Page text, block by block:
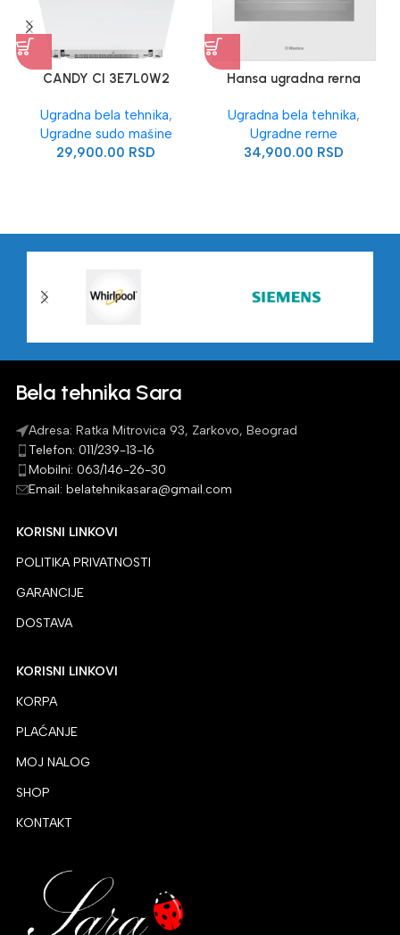
CANDY CI 3E7L0W2
Ugradna bela tehnika,
Ugradne sudo mašine
29,900.00 RSD
Hansa ugradna rerna
Ugradna bela tehnika,
Ugradne rerne
34,900.00 RSD
Bela tehnika Sara
Adresa: Ratka Mitrovica 93, Zarkovo, Beograd
Telefon: 011/239-13-16
Mobilni: 063/146-26-30
Email: belatehnikasara@gmail.com
KORISNI LINKOVI
POLITIKA PRIVATNOSTI
GARANCIJE
DOSTAVA
KORISNI LINKOVI
KORPA
PLAĆANJE
MOJ NALOG
SHOP
KONTAKT